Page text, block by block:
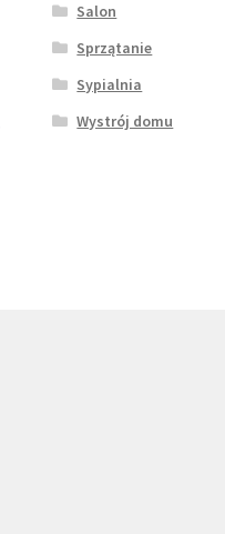
Salon
Sprzątanie
Sypialnia
Wystrój domu